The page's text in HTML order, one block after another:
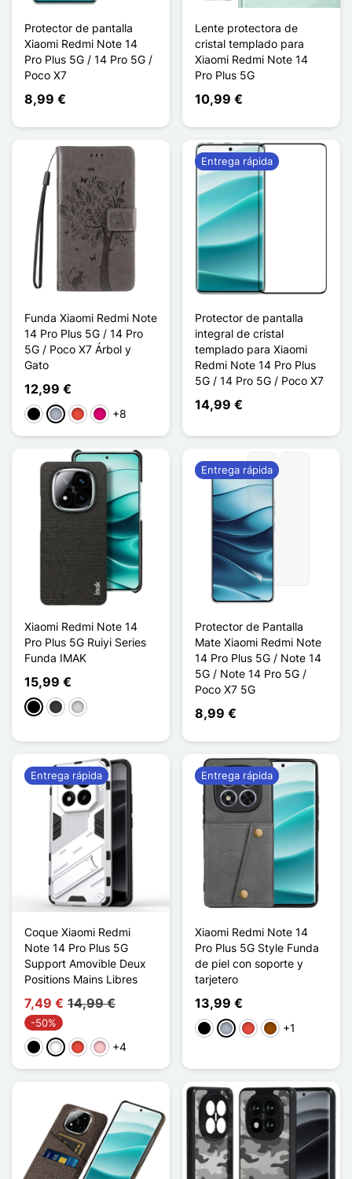
Protector de pantalla
Xiaomi Redmi Note 14
Pro Plus 5G / 14 Pro 5G /
Poco X7
8,99 €
Lente protectora de
cristal templado para
Xiaomi Redmi Note 14
Pro Plus 5G
10,99 €
Funda Xiaomi Redmi Note
14 Pro Plus 5G / 14 Pro
5G / Poco X7 Árbol y
Gato
12,99 €
Negro
Gris RojoMagenta
+8
Protector de pantalla
integral de cristal
templado para Xiaomi
Redmi Note 14 Pro Plus
5G / 14 Pro 5G / Poco X7
14,99 €
Entrega rápida
Xiaomi Redmi Note 14
Pro Plus 5G Ruiyi Series
Funda IMAK
15,99 €
NegroGris oscuro
Gris clair
Protector de Pantalla
Mate Xiaomi Redmi Note
14 Pro Plus 5G / Note 14
5G / Note 14 Pro 5G /
Poco X7 5G
8,99 €
Entrega rápida
Coque Xiaomi Redmi
Note 14 Pro Plus 5G
Support Amovible Deux
Positions Mains Libres
7,49 € 14,99 €
-50%
NegroBlancoRojoRosa+4
Entrega rápida
Xiaomi Redmi Note 14
Pro Plus 5G Style Funda
de piel con soporte y
tarjetero
13,99 €
Negro
Gris RojoMarrón
+1
Entrega rápida